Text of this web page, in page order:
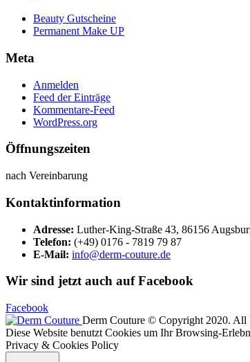
Beauty Gutscheine
Permanent Make UP
Meta
Anmelden
Feed der Einträge
Kommentare-Feed
WordPress.org
Öffnungszeiten
nach Vereinbarung
Kontaktinformation
Adresse: Luther-King-Straße 43, 86156
Telefon: (+49) 0176 - 7819 79 87
E-Mail: info@derm-couture.de
Wir sind jetzt auch auf Facebook
Facebook
Derm Couture © Copyright 2020. All
Diese Website benutzt Cookies um Ihr Browsing-
Privacy & Cookies Policy